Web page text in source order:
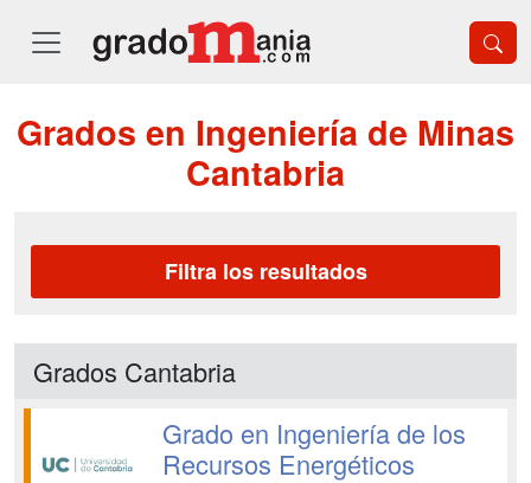
Grados en Ingeniería de Minas
Cantabria
Filtra los resultados
Grados Cantabria
Grado en Ingeniería de los
Recursos Energéticos